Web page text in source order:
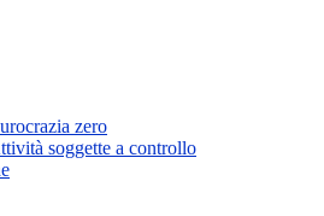
zero
soggette a controllo